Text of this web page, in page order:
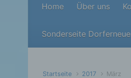
Home Über uns
Sonderseite
Startseite 2017 März